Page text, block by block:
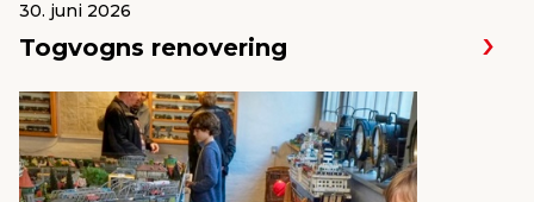
30. juni 2026
Togvogns renovering